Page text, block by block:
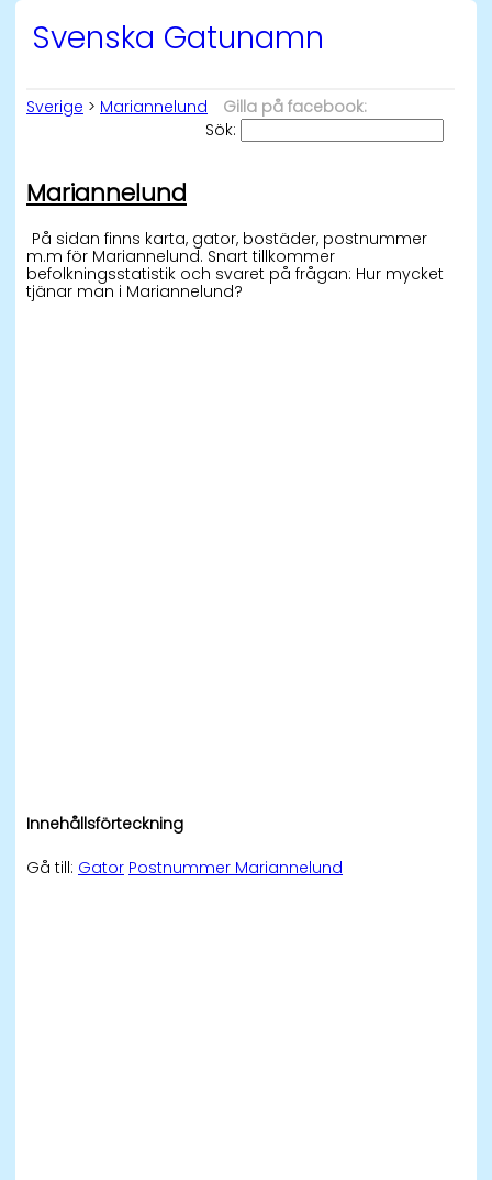
Svenska Gatunamn
Sverige > Mariannelund
Sök:
Gilla på facebook:
Mariannelund
På sidan finns karta, gator, bostäder, postnummer
m.m för Mariannelund. Snart tillkommer
befolkningsstatistik och svaret på frågan: Hur mycket
tjänar man i Mariannelund?
Innehållsförteckning
Gå till: Gator Postnummer Mariannelund